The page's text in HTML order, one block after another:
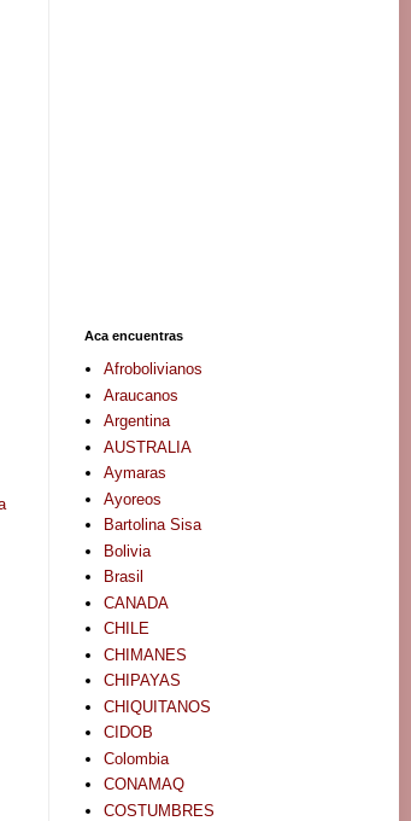
Aca encuentras
Afrobolivianos
Araucanos
Argentina
AUSTRALIA
Aymaras
Ayoreos
Bartolina Sisa
Bolivia
Brasil
CANADA
CHILE
CHIMANES
CHIPAYAS
CHIQUITANOS
CIDOB
Colombia
CONAMAQ
COSTUMBRES